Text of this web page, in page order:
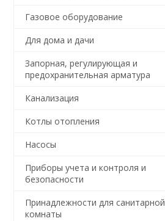
Газовое оборудование
Для дома и дачи
Запорная, регулирующая и
предохранительная арматура
Канализация
Котлы отопления
Насосы
Приборы учета и контроля и
безопасности
Принадлежности для санитарной
комнаты